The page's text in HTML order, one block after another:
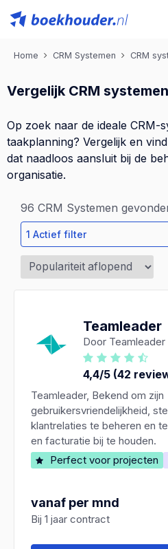
Home CRM Systemen CRM
Vergelijk CRM
Op zoek naar de ideale CRM-
taakplanning? Vergelijk en
dat naadloos aansluit bij de
organisatie.
96 CRM Systemen
1 Actief filter
Teamleader
Door Teamleader
4,4/5 (42
Teamleader, Bekend om zijn
gebruikersvriendelijkheid,
klantrelaties te beheren en
en facturatie bij te houden.
Perfect voor projecten
vanaf per mnd
Bij 1 jaar contract